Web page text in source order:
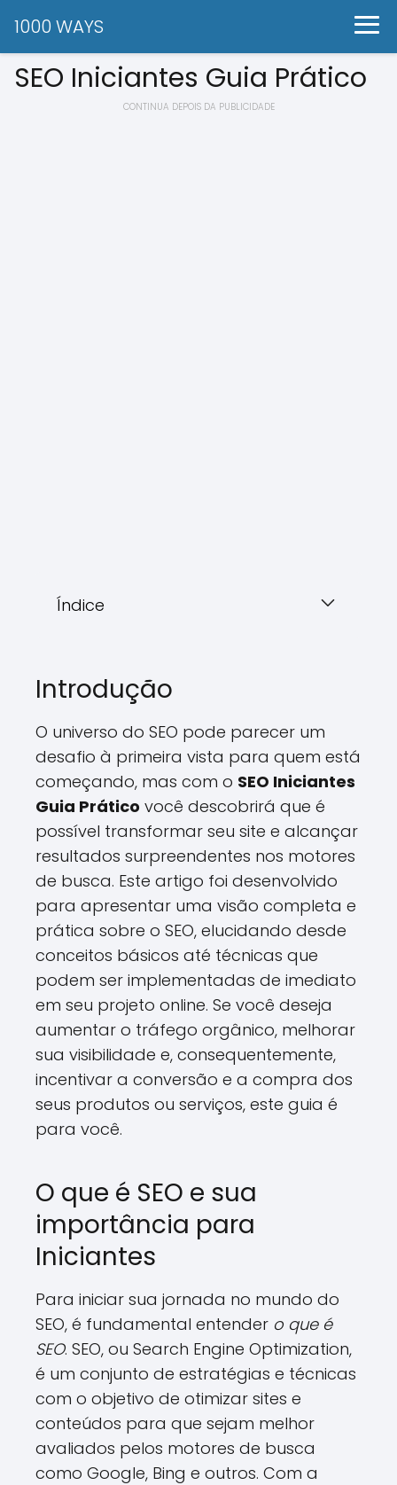
1000 WAYS
SEO Iniciantes Guia Prático
CONTINUA DEPOIS DA PUBLICIDADE
Índice
Introdução
O universo do SEO pode parecer um
desafio à primeira vista para quem está
começando, mas com o SEO Iniciantes
Guia Prático você descobrirá que é
possível transformar seu site e alcançar
resultados surpreendentes nos motores
de busca. Este artigo foi desenvolvido
para apresentar uma visão completa e
prática sobre o SEO, elucidando desde
conceitos básicos até técnicas que
podem ser implementadas de imediato
em seu projeto online. Se você deseja
aumentar o tráfego orgânico, melhorar
sua visibilidade e, consequentemente,
incentivar a conversão e a compra dos
seus produtos ou serviços, este guia é
para você.
O que é SEO e sua
importância para
Iniciantes
Para iniciar sua jornada no mundo do
SEO, é fundamental entender o que é
SEO. SEO, ou Search Engine Optimization,
é um conjunto de estratégias e técnicas
com o objetivo de otimizar sites e
conteúdos para que sejam melhor
avaliados pelos motores de busca
como Google, Bing e outros. Com a